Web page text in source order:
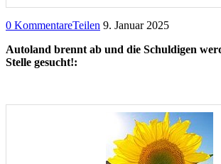
0 KommentareTeilen 9. Januar 2025
Autoland brennt ab und die Schuldigen
Stelle gesucht!: